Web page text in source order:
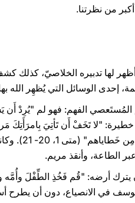
من نظرتنا.
لها تدبيره الخلاصيّ، كذلك
إحدى الوسائل التي يُظهِر الله
الفهم: فهو لم "يُرِدْ أَن
"لا تَخَفْ أَن تَأتِيَ بِامرَأَتِكَ
فسَمِّهِ
يترك أرضه: "قُم فَخُذِ الطِّفْلَ
2، 13). فلم يتردّد يوسف في الانصياع،